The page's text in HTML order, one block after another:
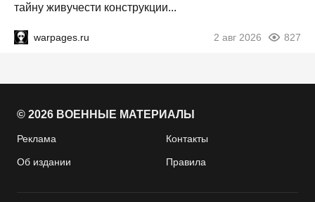
тайну живучести конструкции...
warpages.ru 2 авг 2026 827
© 2026 ВОЕННЫЕ МАТЕРИАЛЫ
Реклама Контакты
Об издании Правила